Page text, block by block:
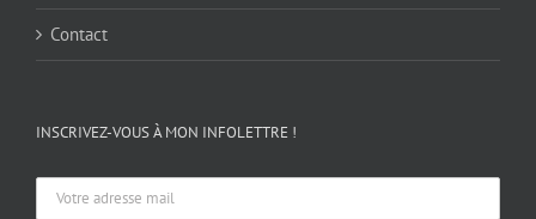
Contact
INSCRIVEZ-VOUS À MON INFOLETTRE !